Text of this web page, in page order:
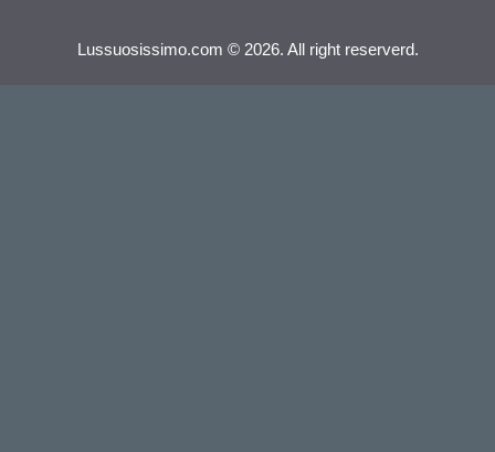
Lussuosissimo.com © 2026. All right reserverd.